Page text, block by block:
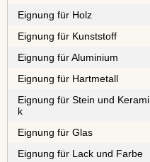
Eignung für Holz
Eignung für Kunststoff
Eignung für Aluminium
Eignung für Hartmetall
Eignung für Stein und Kerami
k
Eignung für Glas
Eignung für Lack und Farbe